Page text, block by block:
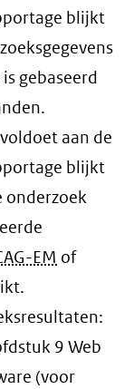
blijkt
gebaseerd
voldoet aan de
blijkt
onderzoek
EM of
9 Web
(voor